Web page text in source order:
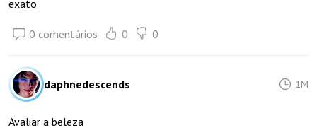
exato
0 comentários 0 0
daphnedescends 1M
Avaliar a beleza